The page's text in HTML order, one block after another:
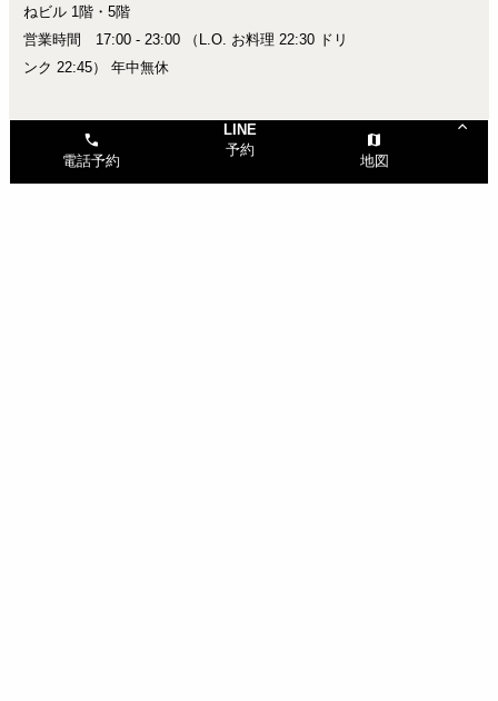
ねビル 1階・5階
営業時間 17:00 - 23:00 （L.O. お料理 22:30 ドリ
ンク 22:45） 年中無休
call
電話予約
LINE
予約
map
地図
keyboard_arrow_up